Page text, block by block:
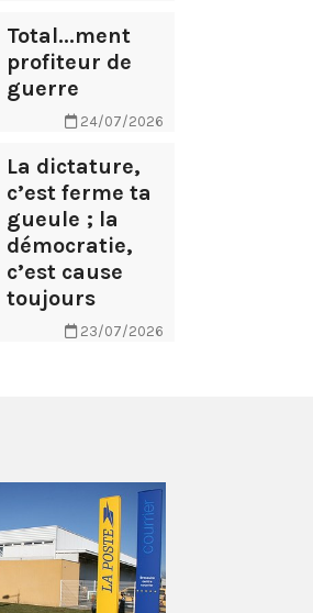
Total...ment
profiteur de
guerre
24/07/2026
La dictature,
c’est ferme ta
gueule ; la
démocratie,
c’est cause
toujours
23/07/2026